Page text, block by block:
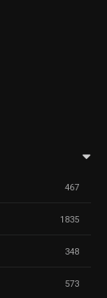
467
1835
348
573